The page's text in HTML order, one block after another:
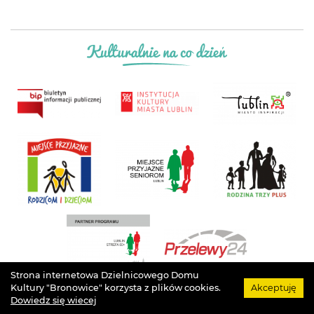
Projekt Łukasz Drozd . Grafika Agata Szargot
. Prawa
autorskieDzielnicowy Dom Kultury "Bronowice"
Strona internetowa Dzielnicowego Domu
Kultury "Bronowice" korzysta z plików cookies.
Dowiedz się wiecej
Akceptuję